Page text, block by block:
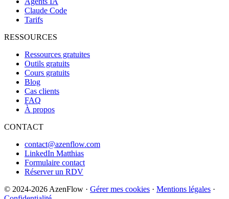
Claude Code
Tarifs
RESSOURCES
Ressources gratuites
Outils gratuits
Cours gratuits
Blog
Cas clients
FAQ
À propos
CONTACT
contact@azenflow.com
LinkedIn Matthias
Formulaire contact
Réserver un RDV
© 2024-2026 AzenFlow · Gérer mes cookies · Mentions légales ·